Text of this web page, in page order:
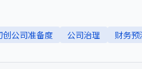
创公司准备度 公司治理 财务预